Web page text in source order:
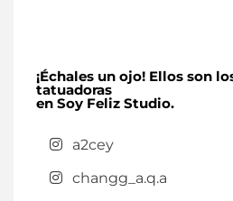
¡Échales un ojo! Ellos son
tatuadoras
en Soy Feliz Studio.
a2cey
changg_a.q.a